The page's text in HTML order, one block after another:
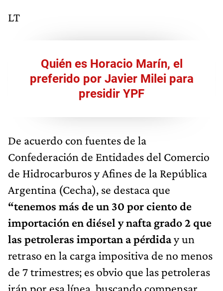
LT
Quién es Horacio Marín, el
preferido por Javier Milei para
presidir YPF
De acuerdo con fuentes de la
Confederación de Entidades del Comercio
de Hidrocarburos y Afines de la República
Argentina (Cecha), se destaca que
“tenemos más de un 30 por ciento de
importación en diésel y nafta grado 2 que
las petroleras importan a pérdiday un
retraso en la carga impositiva de no menos
de 7 trimestres; es obvio que las petroleras
irán por esa línea, buscando compensar